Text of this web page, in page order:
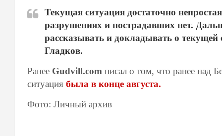
Текущая ситуация достаточно
разрушениях и пострадавших нет.
рассказывать и докладывать о текущей
Гладков.
Ранее Gudvill.com писал о том, что ранее над
ситуация была в конце августа.
Фото: Личный архив